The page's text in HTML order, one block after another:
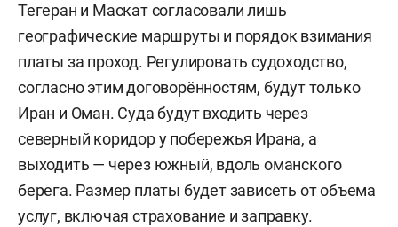
Тегеран и Маскат согласовали лишь
географические маршруты и порядок взимания
платы за проход. Регулировать судоходство,
согласно этим договорённостям, будут только
Иран и Оман. Суда будут входить через
северный коридор у побережья Ирана, а
выходить — через южный, вдоль оманского
берега. Размер платы будет зависеть от объема
услуг, включая страхование и заправку.